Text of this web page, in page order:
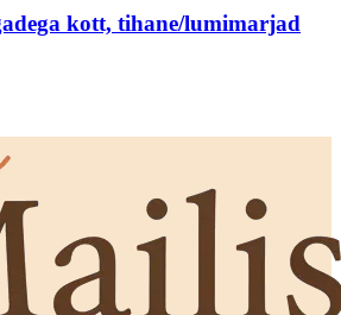
kott, tihane/lumimarjad